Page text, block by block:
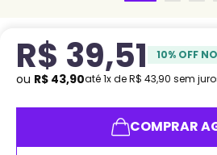
R$ 39,51 10% OFF
ou R$ 43,90até1x deR$ 43,90 sem
COMPRAR